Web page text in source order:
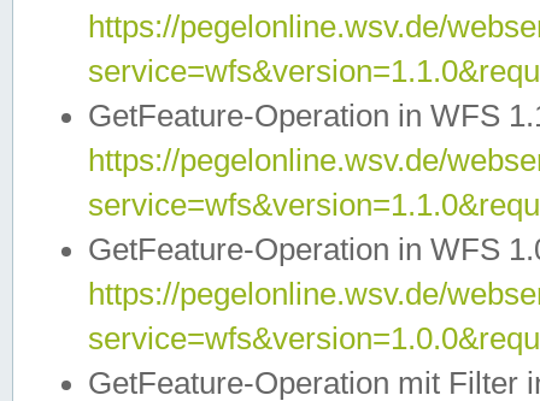
https://pegelonline.wsv.de/
GetFeature-Operation in WFS
https://pegelonline.wsv.de/
GetFeature-Operation in WFS
https://pegelonline.wsv.de/
GetFeature-Operation mit Filter